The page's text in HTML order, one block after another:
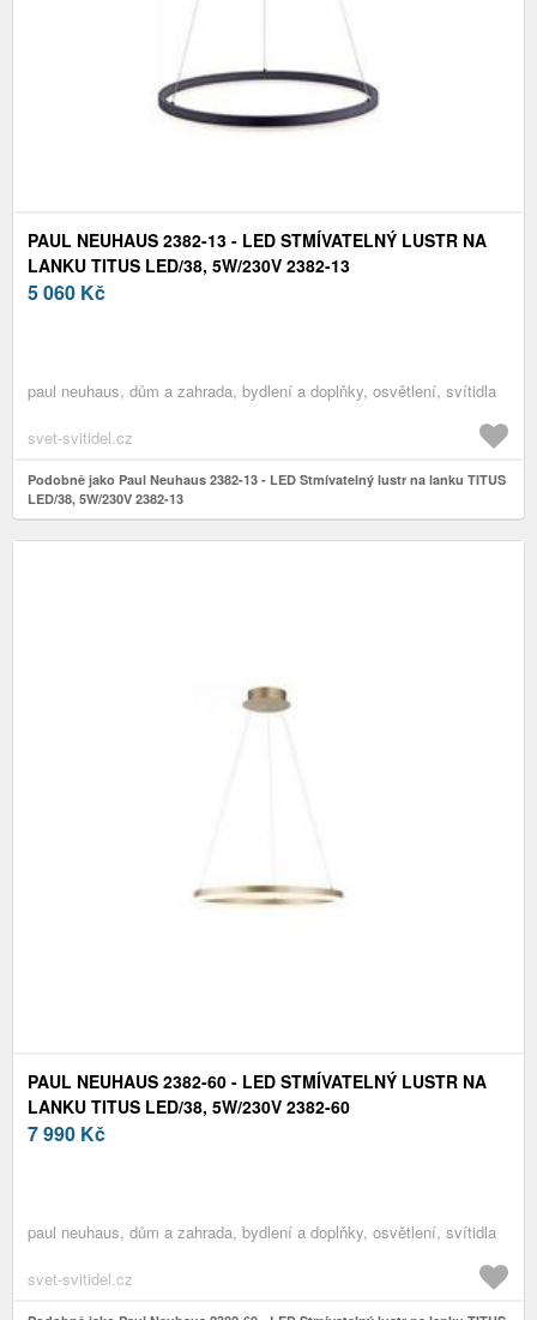
PAUL NEUHAUS 2382-13 - LED STMÍVATELNÝ LUSTR NA
LANKU TITUS LED/38, 5W/230V 2382-13
5 060 Kč
paul neuhaus, dům a zahrada, bydlení a doplňky, osvětlení, svítidla
svet-svitidel.cz
Podobně jako Paul Neuhaus 2382-13 - LED Stmívatelný lustr na lanku TITUS
LED/38, 5W/230V 2382-13
PAUL NEUHAUS 2382-60 - LED STMÍVATELNÝ LUSTR NA
LANKU TITUS LED/38, 5W/230V 2382-60
7 990 Kč
paul neuhaus, dům a zahrada, bydlení a doplňky, osvětlení, svítidla
svet-svitidel.cz